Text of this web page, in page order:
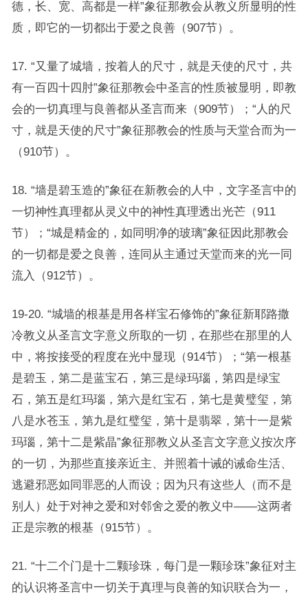
德，长、宽、高都是一样”象征那教会从教义所显明的性
质，即它的一切都出于爱之良善（907节）。
17. “又量了城墙，按着人的尺寸，就是天使的尺寸，共
有一百四十四肘”象征那教会中圣言的性质被显明，即教
会的一切真理与良善都从圣言而来（909节）；“人的尺
寸，就是天使的尺寸”象征那教会的性质与天堂合而为一
（910节）。
18. “墙是碧玉造的”象征在新教会的人中，文字圣言中的
一切神性真理都从灵义中的神性真理透出光芒（911
节）；“城是精金的，如同明净的玻璃”象征因此那教会
的一切都是爱之良善，连同从主通过天堂而来的光一同
流入（912节）。
19-20. “城墙的根基是用各样宝石修饰的”象征新耶路撒
冷教义从圣言文字意义所取的一切，在那些在那里的人
中，将按接受的程度在光中显现（914节）；“第一根基
是碧玉，第二是蓝宝石，第三是绿玛瑙，第四是绿宝
石，第五是红玛瑙，第六是红宝石，第七是黄璧玺，第
八是水苍玉，第九是红璧玺，第十是翡翠，第十一是紫
玛瑙，第十二是紫晶”象征那教义从圣言文字意义按次序
的一切，为那些直接亲近主、并照着十诫的诫命生活、
逃避邪恶如同罪恶的人而设；因为只有这些人（而不是
别人）处于对神之爱和对邻舍之爱的教义中——这两者
正是宗教的根基（915节）。
21. “十二个门是十二颗珍珠，每门是一颗珍珠”象征对主
的认识将圣言中一切关于真理与良善的知识联合为一，